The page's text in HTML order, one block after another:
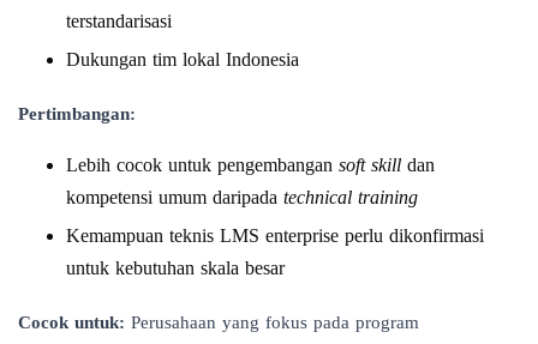
terstandarisasi
Dukungan tim lokal Indonesia
Pertimbangan:
Lebih cocok untuk pengembangan soft skill dan
kompetensi umum daripada technical training
Kemampuan teknis LMS enterprise perlu dikonfirmasi
untuk kebutuhan skala besar
Cocok untuk: Perusahaan yang fokus pada program